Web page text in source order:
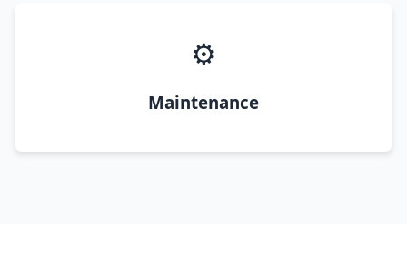
⚙️
Maintenance